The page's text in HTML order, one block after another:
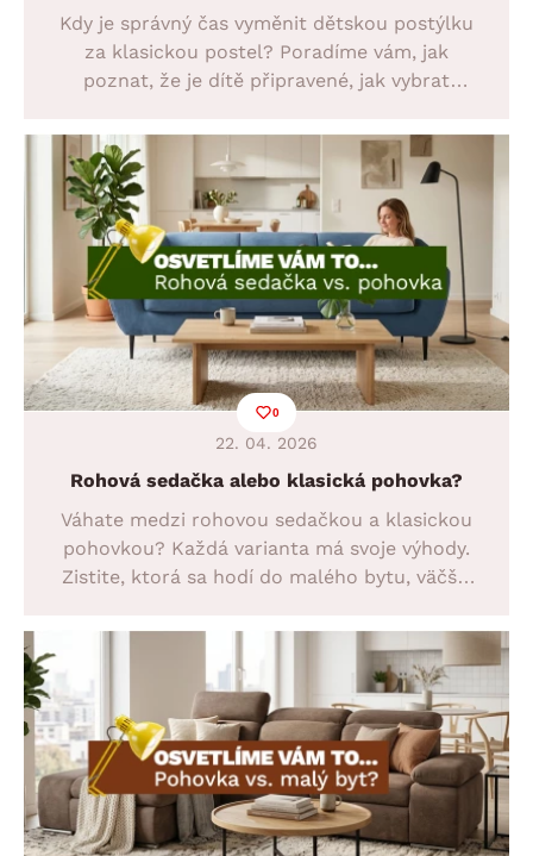
Kdy je správný čas vyměnit dětskou postýlku
za klasickou postel? Poradíme vám, jak
poznat, že je dítě připravené, jak vybrat
Objevte praktické tipy, díky kterým zvládnete
tuto změnu snadno a bez stresu.
0
22. 04. 2026
Rohová sedačka alebo klasická pohovka?
Váhate medzi rohovou sedačkou a klasickou
pohovkou? Každá varianta má svoje výhody.
Zistite, ktorá sa hodí do malého bytu, väčšej
praktické tipy, ako vybrať sedačku, ktorá
bude vyhovovať vášmu priestoru aj životnému
štýlu.